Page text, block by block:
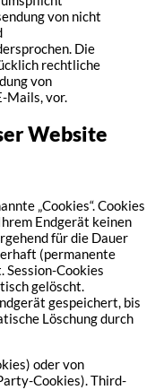
von nicht
Die
rechtliche
von
Mails, vor.
Website
„Cookies“. Cookies
Endgerät keinen
für die Dauer
(permanente
Session-Cookies
gelöscht.
gespeichert, bis
Löschung durch
oder von
Cookies). Third-